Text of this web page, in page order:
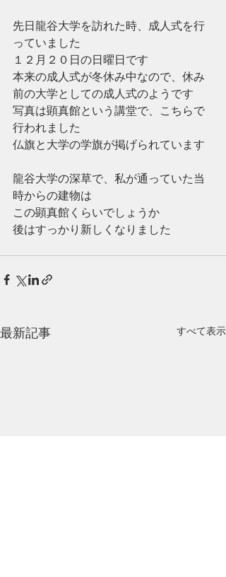
先日龍谷大学を訪れた時、成人式を行
っていました
１２月２０日の日曜日です
本来の成人式が冬休み中なので、休み
前の大学としての成人式のようです
写真は顕真館という講堂で、こちらで
行われました
仏旗と大学の学旗が掲げられています
龍谷大学の深草で、私が通っていた当
時からの建物は
この顕真館くらいでしょうか
後はすっかり新しくなりました
最新記事 すべて表示